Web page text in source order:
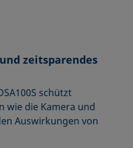
zeitsparendes
schützt
wie die Kamera und
Auswirkungen von